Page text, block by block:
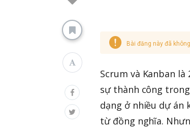
Bài đăng này đã
Scrum và Kanban
sự thành công
dạng ở nhiều dự án
từ đồng nghĩa.